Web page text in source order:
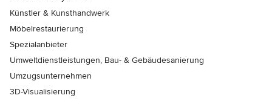
Künstler & Kunsthandwerk
Möbelrestaurierung
Spezialanbieter
Umweltdienstleistungen, Bau- & Gebäudesanierung
Umzugsunternehmen
3D-Visualisierung